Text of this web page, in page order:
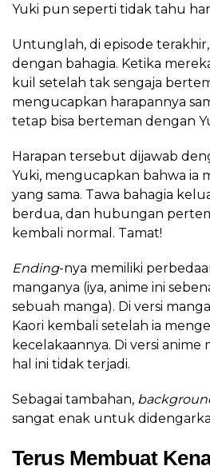
Yuki pun seperti tidak tahu
Untunglah, di episode
dengan bahagia. Ketika
kuil setelah tak sengaja
mengucapkan harapannya
tetap bisa berteman dengan
Harapan tersebut dijawab
Yuki, mengucapkan bahwa ia
yang sama. Tawa bahagia
berdua, dan hubungan
kembali normal. Tamat!
Ending-nya memiliki
manganya (iya, anime ini
sebuah manga). Di versi
Kaori kembali setelah ia
kecelakaannya. Di versi anime
hal ini tidak terjadi.
Sebagai tambahan,
sangat enak untuk
Terus Membuat